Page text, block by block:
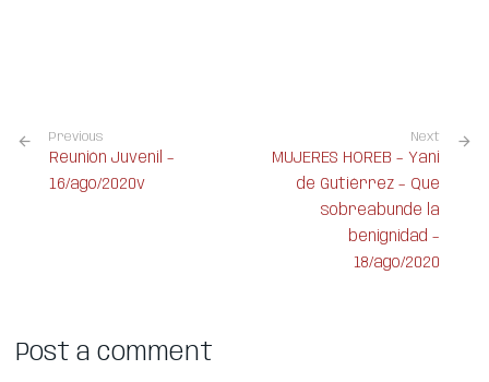
Previous
Reunión Juvenil –
16/ago/2020v
Next
MUJERES HOREB – Yani
de Gutiérrez – Que
sobreabunde la
benignidad –
18/ago/2020
Post a comment